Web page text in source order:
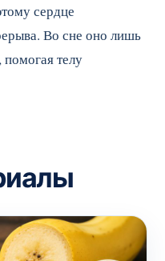
сердце
Во сне оно лишь
помогая телу